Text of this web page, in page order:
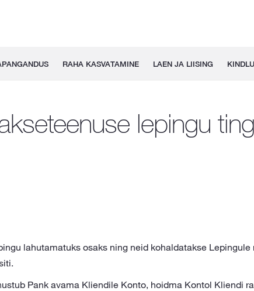
RAHA KASVATAMINE LAEN JA LIISING
lepingu
lahutamatuks osaks ning neid kohaldatakse
Pank avama Kliendile Konto, hoidma Kontol Kliendi